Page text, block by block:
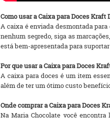
Como usar a Caixa para Doces Kraft
A caixa é enviada desmontada
nenhum segredo, siga as
está bem-apresentada para
Por que usar a Caixa para Doces
A caixa para doces é um item
além de ter um ótimo custo
Onde comprar a Caixa para Doces
Na Maria Chocolate você